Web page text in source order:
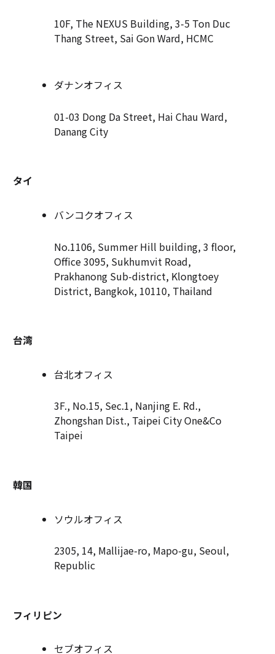
10F, The NEXUS Building, 3-5 Ton Duc
Thang Street, Sai Gon Ward, HCMC
ダナンオフィス
01-03 Dong Da Street, Hai Chau Ward,
Danang City
タイ
バンコクオフィス
No.1106, Summer Hill building, 3 floor,
Office 3095, Sukhumvit Road,
Prakhanong Sub-district, Klongtoey
District, Bangkok, 10110, Thailand
台湾
台北オフィス
3F., No.15, Sec.1, Nanjing E. Rd.,
Zhongshan Dist., Taipei City One&Co
Taipei
韓国
ソウルオフィス
2305, 14, Mallijae-ro, Mapo-gu, Seoul,
Republic
フィリピン
セブオフィス